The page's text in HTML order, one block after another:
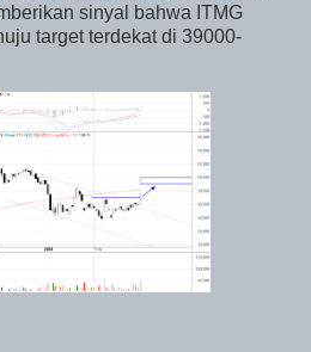
sinyal bahwa ITMG
target terdekat di 39000-